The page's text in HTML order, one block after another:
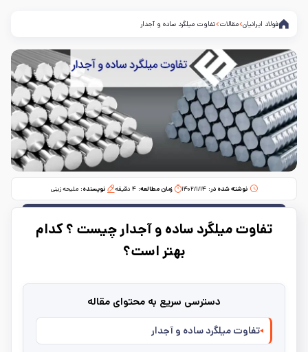
فولاد ایرانیان مقالات تفاوت میلگرد ساده و آجدار
نوشته شده در: ۱۴۰۲/۱/۱۴ زمان مطالعه:‌ ۴ دقیقه نویسنده: ملیحه زینی
تفاوت میلگرد ساده و آجدار چیست ؟ کدام
بهتر است؟
دسترسی سریع به محتوای مقاله
تفاوت میلگرد ساده و آجدار